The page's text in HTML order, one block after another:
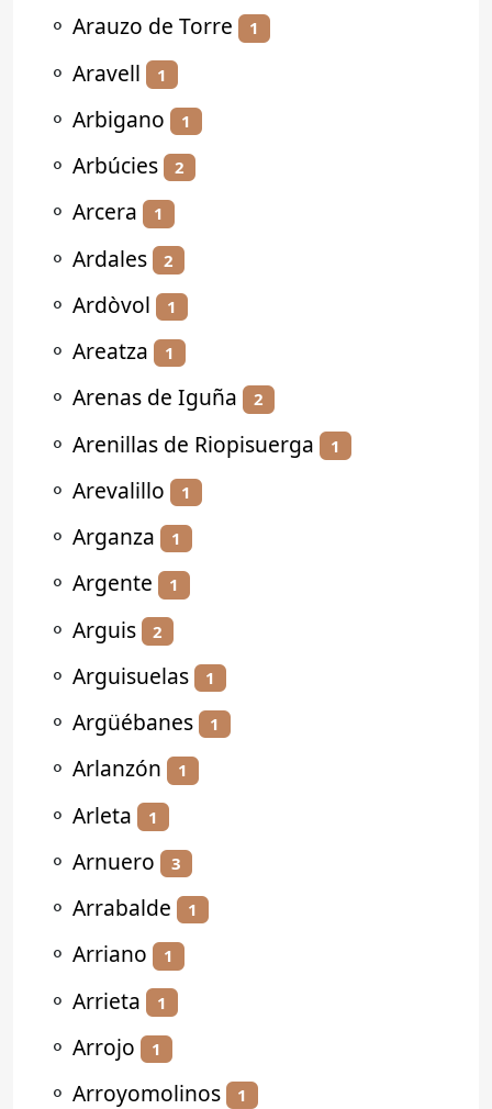
⚬ Arauzo de Torre 1
⚬ Aravell 1
⚬ Arbigano 1
⚬ Arbúcies 2
⚬ Arcera 1
⚬ Ardales 2
⚬ Ardòvol 1
⚬ Areatza 1
⚬ Arenas de Iguña 2
⚬ Arenillas de Riopisuerga 1
⚬ Arevalillo 1
⚬ Arganza 1
⚬ Argente 1
⚬ Arguis 2
⚬ Arguisuelas 1
⚬ Argüébanes 1
⚬ Arlanzón 1
⚬ Arleta 1
⚬ Arnuero 3
⚬ Arrabalde 1
⚬ Arriano 1
⚬ Arrieta 1
⚬ Arrojo 1
⚬ Arroyomolinos 1